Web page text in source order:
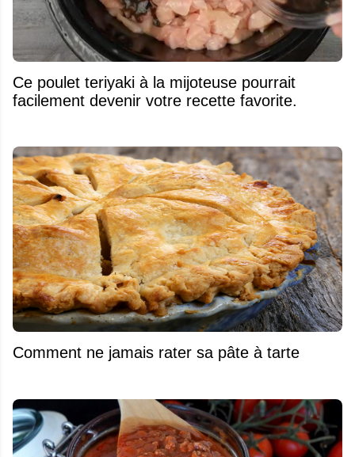
Ce poulet teriyaki à la mijoteuse pourrait
facilement devenir votre recette favorite.
Comment ne jamais rater sa pâte à tarte